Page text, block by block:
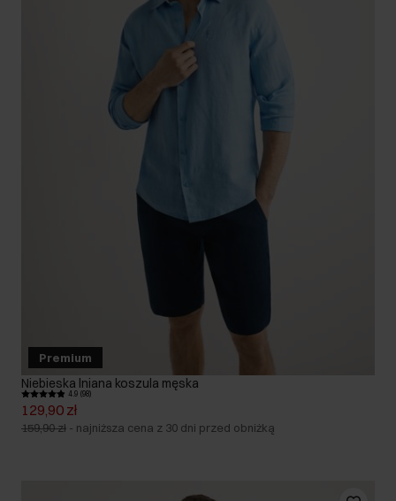
Premium
Niebieska lniana koszula męska
4.9 (98)
129,90 zł
159,90 zł - najniższa cena z 30 dni przed obniżką